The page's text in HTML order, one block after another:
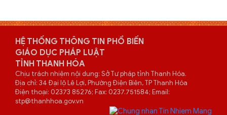
HỆ THỐNG THÔNG TIN PHỔ BIẾN
GIÁO DỤC PHÁP LUẬT
TỈNH THANH HÓA
Chịu trách nhiệm nội dung: Sở Tư pháp tỉnh Thanh Hóa.
Địa chỉ: 34 Đại lộ Lê Lợi, Phường Điện Biên, TP Thanh Hóa
Điện thoại: 02373 85276; Fax: 0237.751584; Email:
stp@thanhhoa.gov.vn